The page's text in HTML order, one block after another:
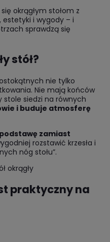
okrągłym stołom z
i wygody – i
sprawdzą się
stół?
nie tylko
Nie mają końców
stole siedzi na równych
i buduje atmosferę
zamiast
rozstawić krzesła i
nóg stołu”.
okrągły
praktyczny na